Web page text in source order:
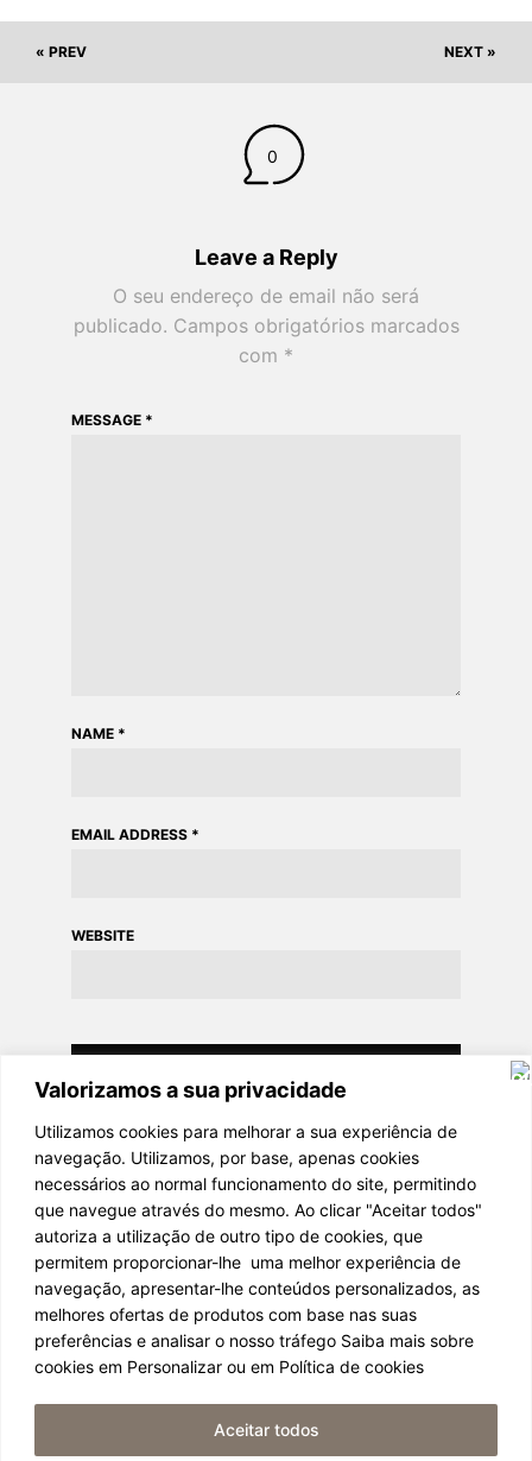
Valorizamos a sua privacidade
Utilizamos cookies para melhorar a sua experiência de
navegação. Utilizamos, por base, apenas cookies
necessários ao normal funcionamento do site, permitindo
que navegue através do mesmo. Ao clicar "Aceitar todos"
autoriza a utilização de outro tipo de cookies, que
permitem proporcionar-lhe uma melhor experiência de
navegação, apresentar-lhe conteúdos personalizados, as
melhores ofertas de produtos com base nas suas
preferências e analisar o nosso tráfego Saiba mais sobre
cookies em Personalizar ou em Política de cookies
Aceitar todos
« PREV NEXT »
0
Leave a Reply
O seu endereço de email não será
publicado. Campos obrigatórios marcados
com *
MESSAGE *
NAME *
EMAIL ADDRESS *
WEBSITE
light it be 2024
TERMOS E CONDIÇÕES